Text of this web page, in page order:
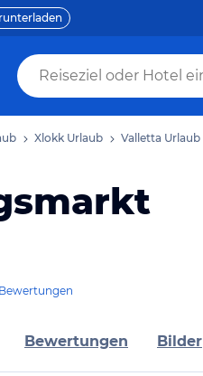
Xlokk Urlaub Valletta Urlaub
Bewertungen Bilder